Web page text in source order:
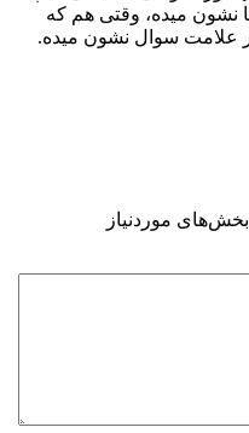
نشون میده، وقتی هم که
علامت سوال نشون میده.
بخش‌های موردنیاز